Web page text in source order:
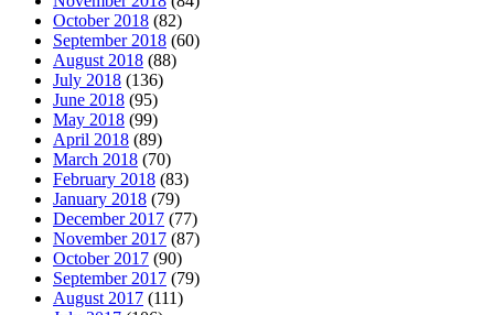
October 2018 (82)
September 2018 (60)
August 2018 (88)
July 2018 (136)
June 2018 (95)
May 2018 (99)
April 2018 (89)
March 2018 (70)
February 2018 (83)
January 2018 (79)
December 2017 (77)
November 2017 (87)
October 2017 (90)
September 2017 (79)
August 2017 (111)